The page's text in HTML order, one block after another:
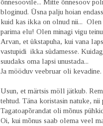
õnnesoovile... Mitte õnnesoov
bloginud. Üsna palju hoian
kuid kas ikka on olnud nii... Olen
parima elu! Olen minagi vigu
Arvan, et ükstapuha, kui vana
vastupidi ikka südamesse.
suudaks oma lapsi unustada...
Ja mööduv veebruar oli kevadine.
Usun, et märtsis möll jätkub.
tehtud. Täna koristasin natuke,
Tagatoapõrandat oli mõnus
Oi, kui mõnus saab olema veel